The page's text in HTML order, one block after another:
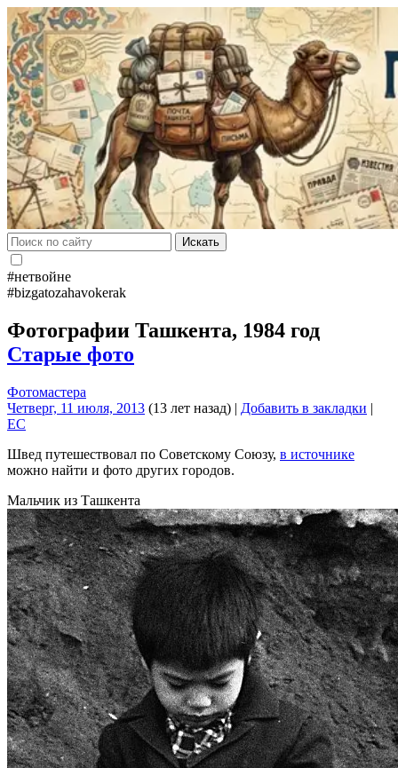
Искать
#нетвойне
#bizgatozahavokerak
Фотографии Ташкента, 1984 год
Старые фото
Фотомастера
Четверг, 11 июля, 2013 (13 лет назад) | Добавить в закладки |
EC
Швед путешествовал по Советскому Союзу, в источнике
можно найти и фото других городов.
Мальчик из Ташкента